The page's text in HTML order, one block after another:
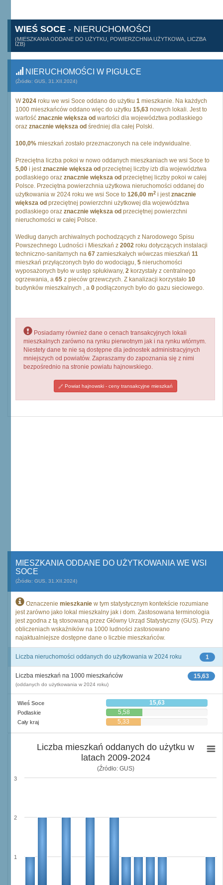
WIEŚ SOCE - NIERUCHOMOŚCI
(MIESZKANIA ODDANE DO UŻYTKU, POWIERZCHNIA UŻYTKOWA, LICZBA
IZB)
NIERUCHOMOŚCI W PIGUŁCE
(Źródło: GUS, 31.XII.2024)
W2024 roku we wsi Soce oddano do użytku 1 mieszkanie. Na każdych
1000 mieszkańców oddano więc do użytku 15,63 nowych lokali. Jest to
wartość znacznie większa od wartości dla województwa podlaskiego
oraz znacznie większa od średniej dla całej Polski.
100,0% mieszkań zostało przeznaczonych na cele indywidualne.
Przeciętna liczba pokoi w nowo oddanych mieszkaniach we wsi Soce to
5,00 i jestznacznie większa od przeciętnej liczby izb dla województwa
podlaskiego oraz znacznie większa od przeciętnej liczby pokoi w całej
Polsce. Przeciętna powierzchnia użytkowa nieruchomości oddanej do
użytkowania w 2024 roku we wsi Soce to 126,00 m2 i jestznacznie
większa od przeciętnej powierzchni użytkowej dla województwa
podlaskiego oraz znacznie większa od przeciętnej powierzchni
nieruchomości w całej Polsce.
Według danych archiwalnych pochodzących z Narodowego Spisu
Powszechnego Ludności i Mieszkań z 2002 roku dotyczących instalacji
techniczno-sanitarnych na 67 zamieszkałych wówczas mieszkań 11
mieszkań przyłączonych było do wodociągu, 5 nieruchomości
wyposażonych było w ustęp spłukiwany, 2 korzystały z centralnego
ogrzewania, a 65 z pieców grzewczych. Z kanalizacji korzystało 10
budynków mieszkalnych , a 0 podłączonych było do gazu sieciowego.
Posiadamy również dane o cenach transakcyjnych lokali
mieszkalnych zarówno na rynku pierwotnym jak i na rynku wtórnym.
Niestety dane te nie są dostępne dla jednostek administracyjnych
mniejszych od powiatów. Zapraszamy do zapoznania się z nimi
bezpośrednio na stronie powiatu hajnowskiego.
Powiat hajnowski - ceny transakcyjne mieszkań
MIESZKANIA ODDANE DO UŻYTKOWANIA WE WSI
SOCE
(Źródło: GUS, 31.XII.2024)
Oznaczenie mieszkanie w tym statystycznym kontekście rozumiane
jest zarówno jako lokal mieszkalny jak i dom. Zastosowana terminologia
jest zgodna z tą stosowaną przez Główny Urząd Statystyczny (GUS). Przy
obliczeniach wskaźników na 1000 ludności zastosowano
najaktualniejsze dostępne dane o liczbie mieszkańców.
1
Liczba nieruchomości oddanych do użytkowania w 2024 roku
15,63
Liczba mieszkań na 1000 mieszkańców
(oddanych do użytkowania w 2024 roku)
Wieś Soce 15,63
Podlaskie 5,58
Cały kraj 5,33
Liczba mieszkań oddanych do użytku w
latach 2009-2024
(Źródło: GUS)
1
2
3